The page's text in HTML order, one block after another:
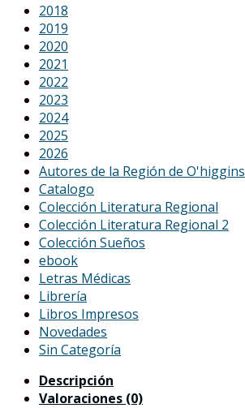
2018
2019
2020
2021
2022
2023
2024
2025
2026
Autores de la Región de O'higgins
Catalogo
Colección Literatura Regional
Colección Literatura Regional 2
Colección Sueños
ebook
Letras Médicas
Librería
Libros Impresos
Novedades
Sin Categoría
Descripción
Valoraciones (0)